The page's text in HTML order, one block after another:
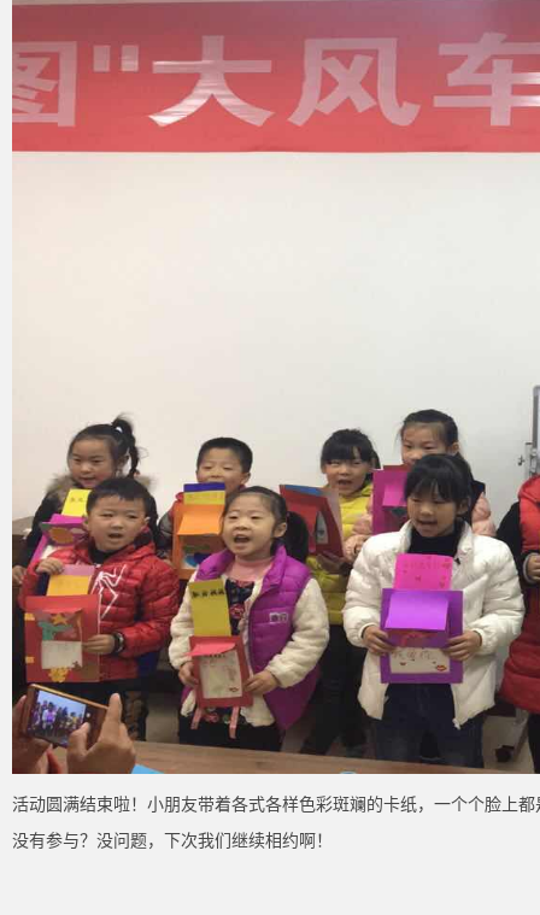
活动圆满结束啦！小朋友带着各式各样色彩斑斓的卡纸，一个个脸上
没有参与？没问题，下次我们继续相约啊！